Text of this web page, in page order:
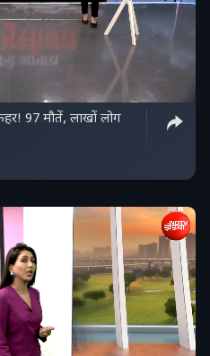
97 मौतें, लाखों लोग